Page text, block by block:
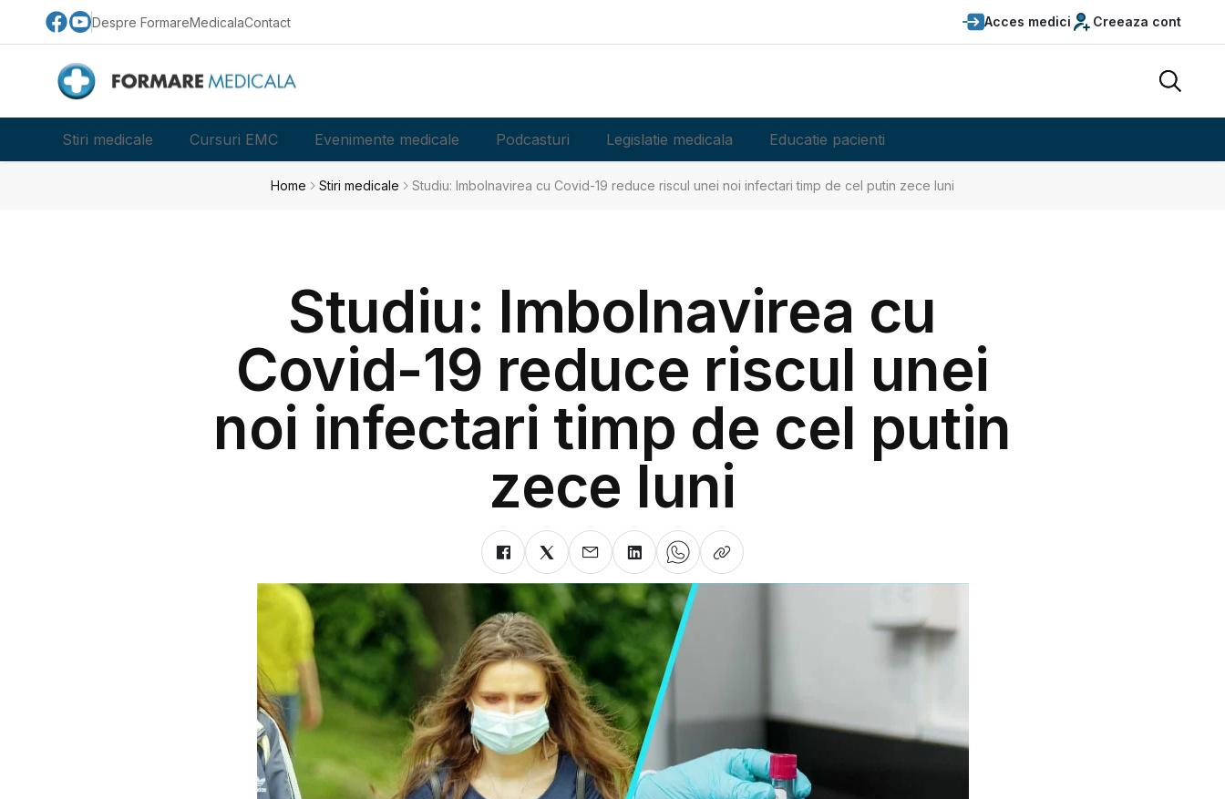
Despre FormareMedicalaContact Acces medici Creeaza cont
Stiri medicale Cursuri EMC Evenimente medicale Podcasturi Legislatie medicala Educatie pacienti
Home Stiri medicale Studiu: Imbolnavirea cu Covid-19 reduce riscul unei noi infectari timp de cel putin zece luni
Studiu: Imbolnavirea cu
Covid-19 reduce riscul unei
noi infectari timp de cel putin
zece luni